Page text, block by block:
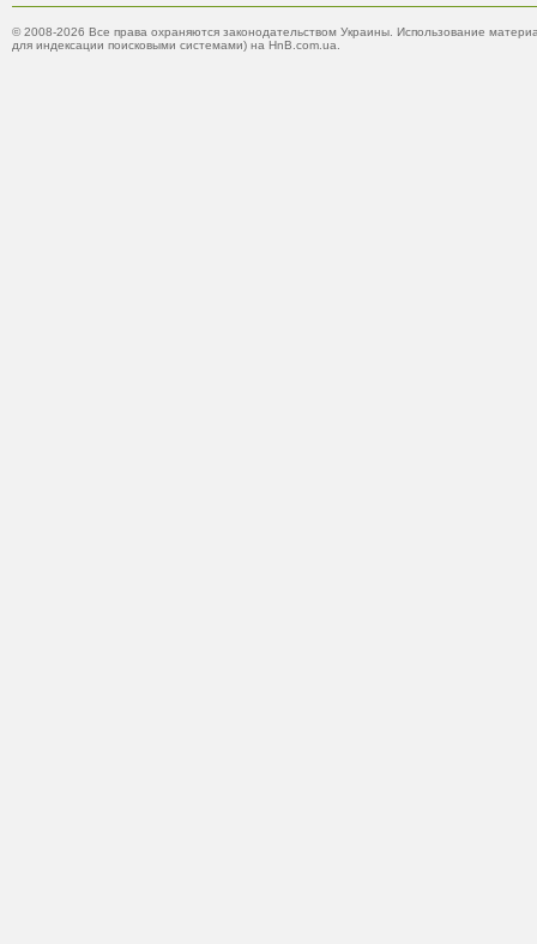
© 2008-2026 Все права охраняются законодательством Украины. Использование
для индексации поисковыми системами) на HnB.com.ua.